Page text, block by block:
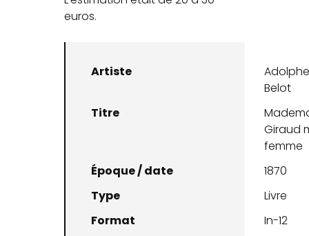
euros.
Artiste
Belot
Titre
Giraud
femme
Époque / date
1870
Type
Livre
Format
In-12